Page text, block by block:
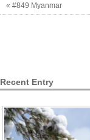
« #849 Myanmar
Recent Entry